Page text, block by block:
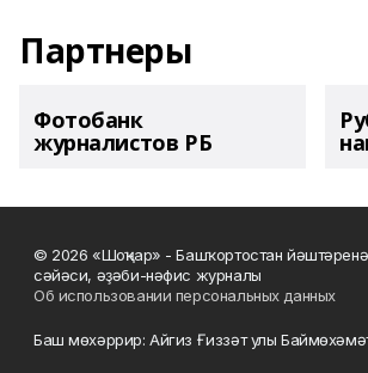
Партнеры
Фотобанк
журналистов РБ
© 2026 «Шоңҡар» - Башҡортостан
сәйәси, әҙәби-нәфис журналы
Об использовании персональных данных
Баш мөхәррир: Айгиз Ғиззәт улы